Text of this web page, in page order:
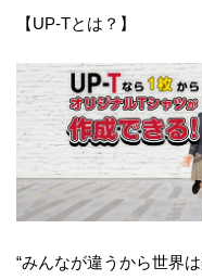
【UP-Tとは？】
“みんなが違うから世界